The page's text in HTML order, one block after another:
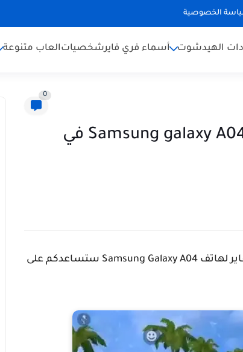
الخصوصية
الهيدشوت أسماء فري فايرشخصياتالعاب متنوعة
0
أفضل اعدادات هيد شوت فري فاير Samsung galaxy A04 في
سنشرح لكم في هذا المقال افضل اعدادات هيد شوت فري فاير لهاتف Samsung Galaxy A04 ستساعدكم على